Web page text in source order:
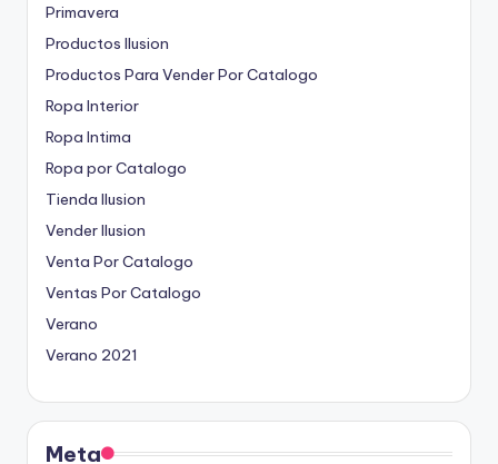
Primavera
Productos Ilusion
Productos Para Vender Por Catalogo
Ropa Interior
Ropa Intima
Ropa por Catalogo
Tienda Ilusion
Vender Ilusion
Venta Por Catalogo
Ventas Por Catalogo
Verano
Verano 2021
Meta